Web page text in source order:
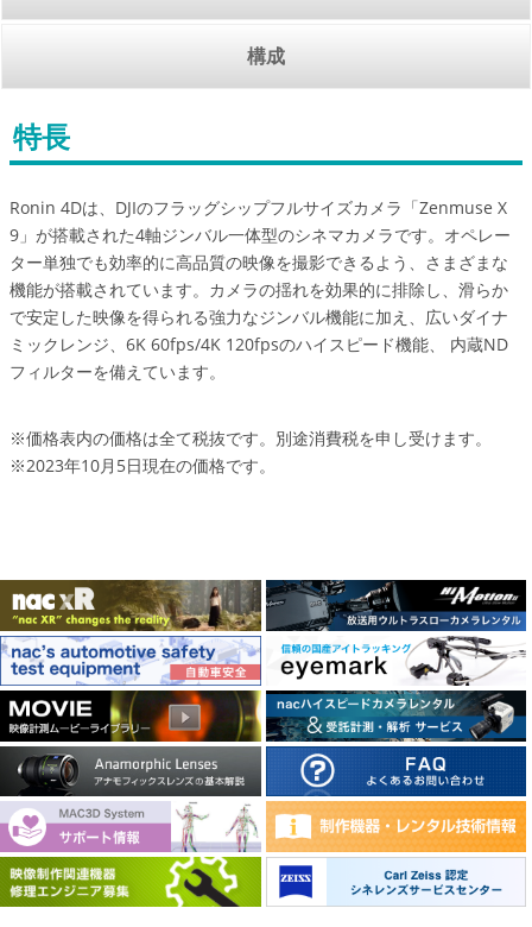
構成
特長
Ronin 4Dは、DJIのフラッグシップフルサイズカメラ「Zenmuse X
9」が搭載された4軸ジンバル一体型のシネマカメラです。オペレー
ター単独でも効率的に高品質の映像を撮影できるよう、さまざまな
機能が搭載されています。カメラの揺れを効果的に排除し、滑らか
で安定した映像を得られる強力なジンバル機能に加え、広いダイナ
ミックレンジ、6K 60fps/4K 120fpsのハイスピード機能、 内蔵ND
フィルターを備えています。
※価格表内の価格は全て税抜です。別途消費税を申し受けます。
※2023年10月5日現在の価格です。